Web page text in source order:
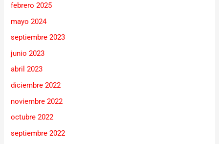
febrero 2025
mayo 2024
septiembre 2023
junio 2023
abril 2023
diciembre 2022
noviembre 2022
octubre 2022
septiembre 2022